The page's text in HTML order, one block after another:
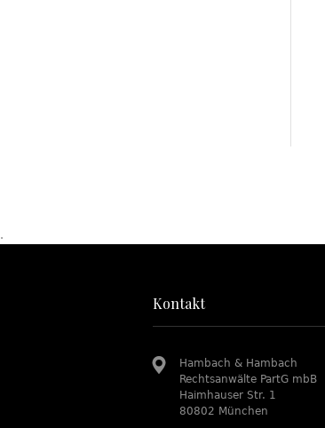
.
Kontakt
Hambach & Hambach
Rechtsanwälte PartG mbB
Haimhauser Str. 1
80802 München